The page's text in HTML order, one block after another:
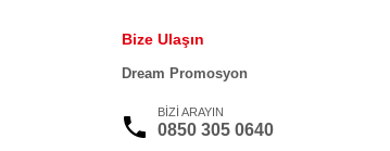
Bize Ulaşın
Dream Promosyon
BİZİ ARAYIN
0850 305 0640